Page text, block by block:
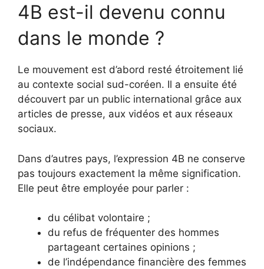
4B est-il devenu connu
dans le monde ?
Le mouvement est d’abord resté étroitement lié
au contexte social sud-coréen. Il a ensuite été
découvert par un public international grâce aux
articles de presse, aux vidéos et aux réseaux
sociaux.
Dans d’autres pays, l’expression 4B ne conserve
pas toujours exactement la même signification.
Elle peut être employée pour parler :
du célibat volontaire ;
du refus de fréquenter des hommes
partageant certaines opinions ;
de l’indépendance financière des femmes